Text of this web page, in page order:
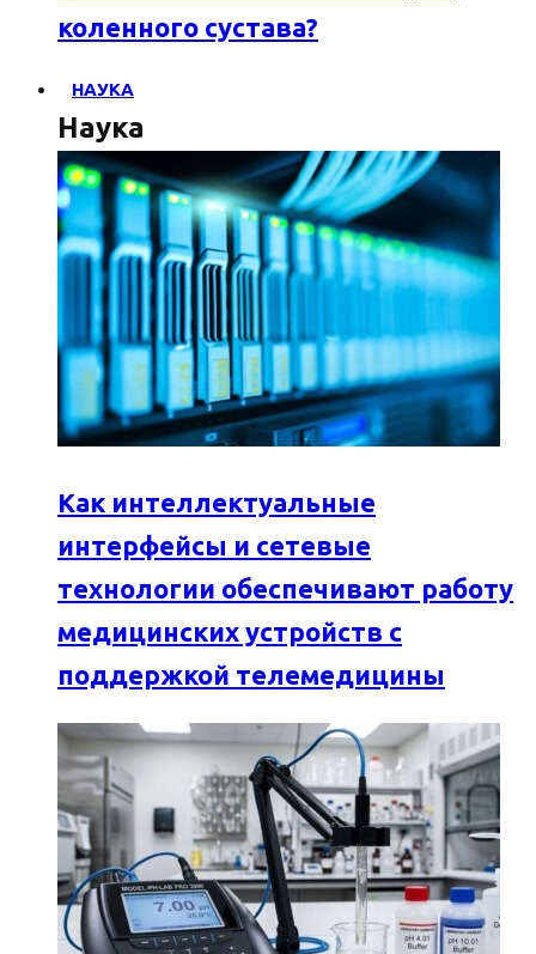
коленного сустава?
НАУКА
Наука
Как интеллектуальные
интерфейсы и сетевые
технологии обеспечивают работу
медицинских устройств с
поддержкой телемедицины